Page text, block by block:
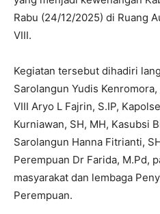
Rabu (24/12/2025) di Ruang
VIII.
Kegiatan tersebut dihadiri
Sarolangun Yudis
VIII Aryo L Fajrin, S.IP,
Kurniawan, SH, MH, Kasubsi
Sarolangun Hanna Fitrianti,
Perempuan Dr Farida, M.Pd,
masyarakat dan lembaga
Perempuan.